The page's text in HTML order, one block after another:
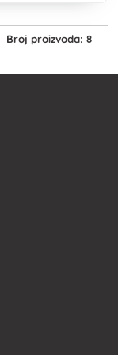
Broj proizvoda: 8